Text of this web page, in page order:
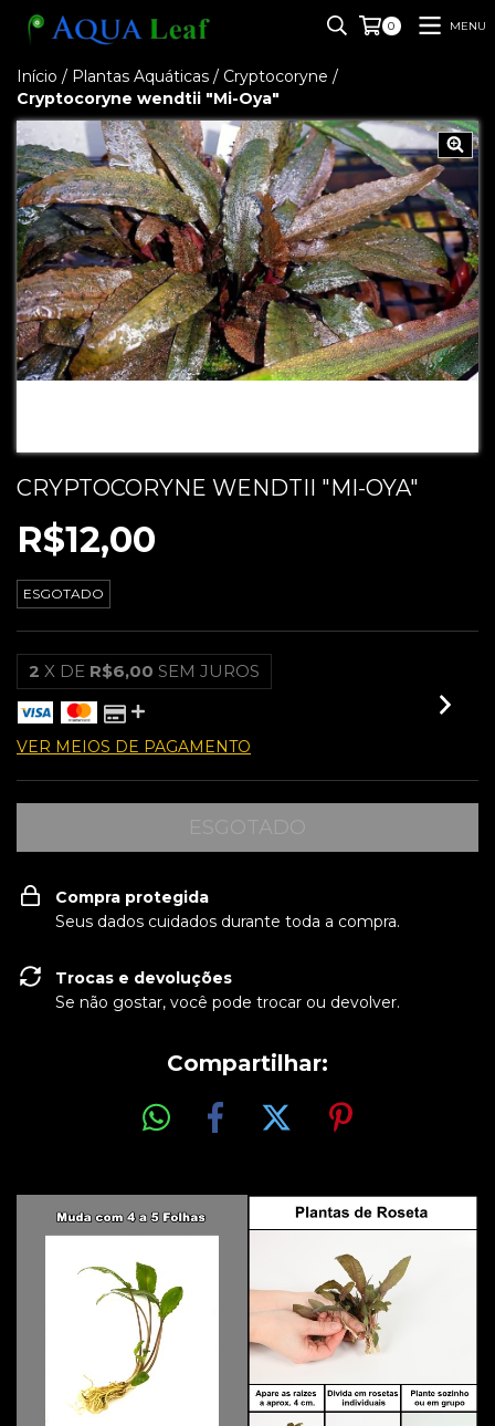
0 MENU
Início / Plantas Aquáticas / Cryptocoryne /
Cryptocoryne wendtii "Mi-Oya"
CRYPTOCORYNE WENDTII "MI-OYA"
R$12,00
ESGOTADO
2 X DE R$6,00 SEM JUROS
VER MEIOS DE PAGAMENTO
Compra protegida
Seus dados cuidados durante toda a compra.
Trocas e devoluções
Se não gostar, você pode trocar ou devolver.
Compartilhar: